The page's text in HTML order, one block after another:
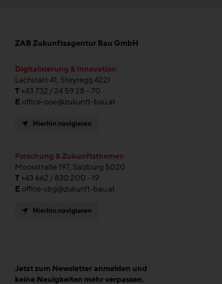
ZAB Zukunftsagentur Bau GmbH
Digitalisierung & Innovation
Lachstatt 41, Steyregg 4221
T+43 732 / 24 59 28 – 70
E office-ooe@zukunft-bau.at
Hierhin navigieren
Forschung & Zukunftsthemen
Moosstraße 197, Salzburg 5020
T+43 662 / 830 200 - 19
E office-sbg@zukunft-bau.at
Hierhin navigieren
Jetzt zum Newsletter anmelden und
keine Neuigkeiten mehr verpassen.